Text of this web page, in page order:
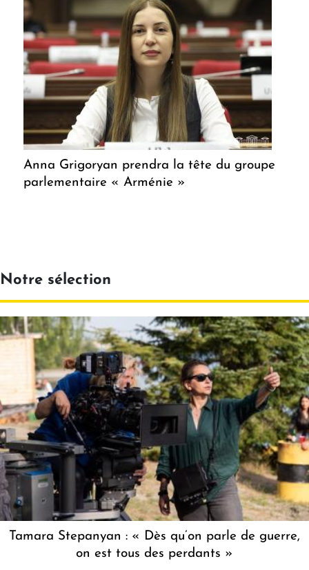
Anna Grigoryan prendra la tête du groupe
parlementaire « Arménie »
Notre sélection
Tamara Stepanyan : « Dès qu’on parle de guerre,
on est tous des perdants »